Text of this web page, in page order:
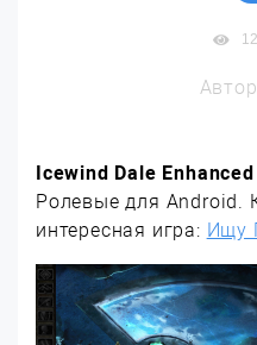
Icewind Dale
Ролевые для Android.
интересная игра: Ищу